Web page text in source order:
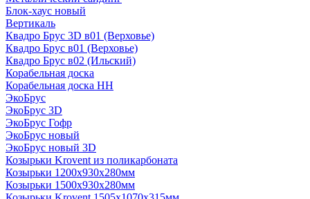
Блок-хаус новый
Вертикаль
Квадро Брус 3D в01 (Верховье)
Квадро Брус в01 (Верховье)
Квадро Брус в02 (Ильский)
Корабельная доска
Корабельная доска НН
ЭкоБрус
ЭкоБрус 3D
ЭкоБрус Гофр
ЭкоБрус новый
ЭкоБрус новый 3D
Козырьки Krovent из поликарбоната
Козырьки 1200х930х280мм
Козырьки 1500х930х280мм